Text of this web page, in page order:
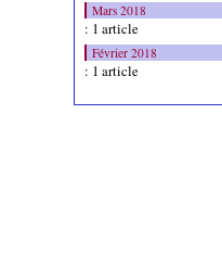
Mars 2018
: 1 article
Février 2018
: 1 article